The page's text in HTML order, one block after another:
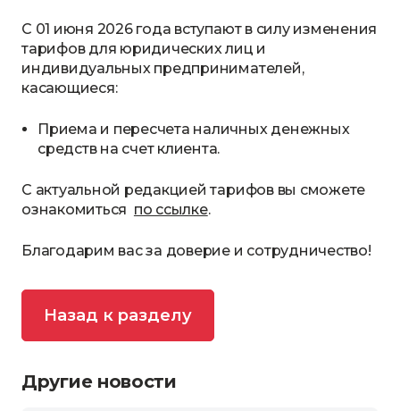
С 01 июня 2026 года вступают в силу изменения
тарифов для юридических лиц и
индивидуальных предпринимателей,
касающиеся:
Приема и пересчета наличных денежных
средств на счет клиента.
С актуальной редакцией тарифов вы сможете
ознакомиться по ссылке.
Благодарим вас за доверие и сотрудничество!
Назад к разделу
Другие новости